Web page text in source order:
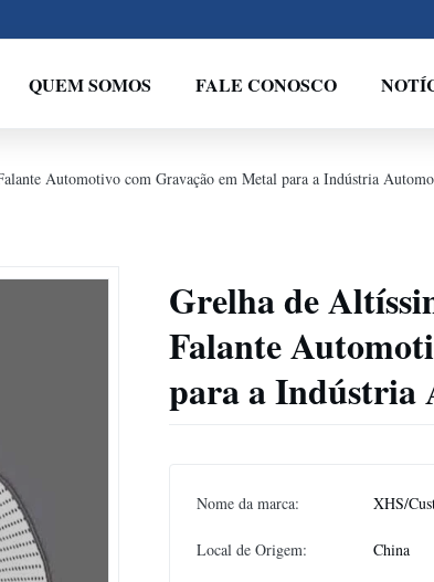
QUEM SOMOS FALE CONOSCO
Automotivo com Gravação em Metal para a Indústria
Grelha de
Falante
para a Indústria
Nome da marca: XHS/
Local de Origem: China